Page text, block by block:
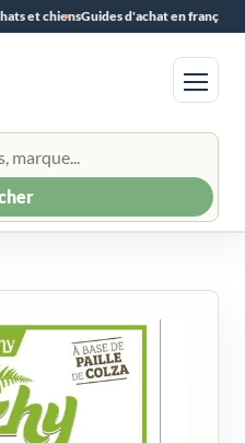
et chiensGuides d'achat en français
Menu